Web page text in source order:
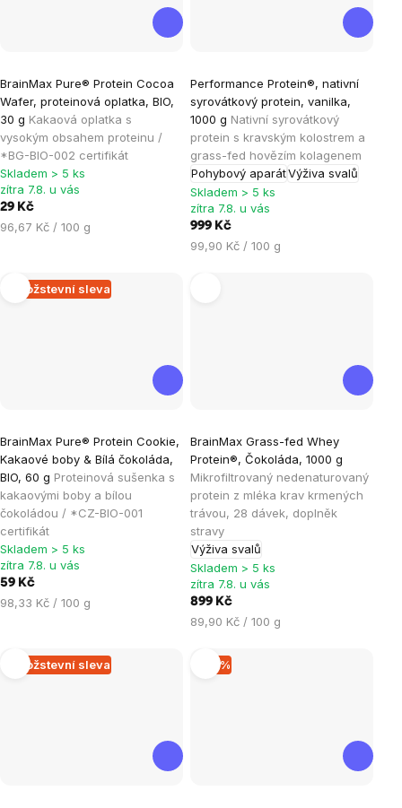
BrainMax Pure® Protein Cocoa
Wafer, proteinová oplatka, BIO,
30 g Kakaová oplatka s
vysokým obsahem proteinu /
*BG-BIO-002 certifikát
hodnocení
produktu
je
4,0
z
5
hvězdiček.
Skladem > 5 ks
zítra 7.8. u vás
29 Kč
Měrná
96,67 Kč / 100 g
Performance Protein®, nativní
syrovátkový protein, vanilka,
1000 g Nativní syrovátkový
protein s kravským kolostrem a
grass-fed hovězím kolagenem
Pohybový aparátVýživa svalů
hodnocení
produktu
je
4,6
z
5
hvězdiček.
Skladem > 5 ks
zítra 7.8. u vás
999 Kč
Měrná
99,90 Kč / 100 g
Množstevní sleva
BrainMax Pure® Protein Cookie,
Kakaové boby & Bílá čokoláda,
BIO, 60 g Proteinová sušenka s
kakaovými boby a bílou
čokoládou / *CZ-BIO-001
certifikát
hodnocení
produktu
je
5,0
z
5
hvězdiček.
Skladem > 5 ks
zítra 7.8. u vás
59 Kč
Měrná
98,33 Kč / 100 g
BrainMax Grass-fed Whey
Protein®, Čokoláda, 1000 g
Mikrofiltrovaný nedenaturovaný
protein z mléka krav krmených
trávou, 28 dávek, doplněk
stravy
Výživa svalů
hodnocení
produktu
je
4,9
z
5
hvězdiček.
Skladem > 5 ks
zítra 7.8. u vás
899 Kč
Měrná
89,90 Kč / 100 g
Množstevní sleva –15 %